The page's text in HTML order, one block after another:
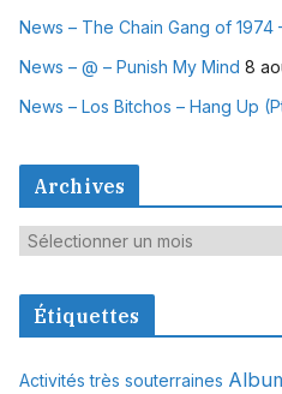
News – The Chain Gang of 1974
News – @ – Punish My Mind 8
News – Los Bitchos – Hang Up
Archives
A
c
Étiquettes
Activités très souterraines